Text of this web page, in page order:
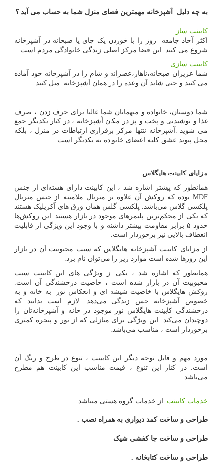
به چه دلیل آشپزخانه مهمترین فضای منزل شما به حساب می آید ؟
کابینت ساز
اکثر آحاد جامعه روز را با خوردن یک چای یا صبحانه در آشپزخانه
شروع می کنند. این فضا مرکز اصلی زندگی خانوادگی مردم است .
کابینت سازی
شما عزیزان صبحانه،ناهار،عصرانه و شام را در آشپزخانه خود آماده
می کنید و حتی شاید آن وعده را در همان آشپزخانه میل کنید .
شما دوستان، خانواده و میهمانان شما غالبا برای حرف زدن ، صرف
غذا و نوشیدنی و پخت و پز در مکان آَشپزخانه ، در کنار یکدیگر جمع
می شوید .آشپزخانه نتنها مرکز برقراری ارتباطات در منزل ، بلکه
محل پیوند عشق کلیه اعضای خانواده به یکدیگر است .
مزایای کابینت هایگلاس
همانطور که پیشتر اشاره شد ، این کابینت دارای هسته‌ای از جنس
MDF بوده که روکش آن علاوه بر متریال ملامینه از جنس متریال
پلکسی گلاس می‌باشد. پلکسی گلس همان ورق ‌های آکریلیک هستند
که یکی از محکم‌ترین پلیمرهای موجود در بازار هستند. این روکش‌ها
حدود ۵ برابر مقاومت بیشتر داشته و با وجود این ویژگی از قابلیت
انعطاف بالایی نیز برخوردار است.
از مزایای کابینت آشپزخانه هایگلاس که سبب محبوبیت آن در بازار
این روزها شده است موارد زیر را میتوان نام برد.
همانطور که اشاره شد ، یکی از ویژگی ‌های این کابینت سبب
محبوبیت آن در بازار شده است ، خاصیت درخشندگی آن است.
روکش هایگلاس با خاصیت شیشه ای و انعکاس نور به خانه و به
خصوص آشپزخانه حس زندگی می‌دهد. لازم است بدانید که
درخشندگی کابینت هایگلاس نور موجود در خانه و آشپزخانهتان را
دوچندان میکند. این ویژگی برای منازلی که از نور و پنجره کمتری
برخوردار است ، مناسب می‌باشد.
مورد مهم و قابل توجه دیگر این کابینت ، تنوع در طرح و رنگ آن
است. در کنار این تنوع ، قیمت مناسب این کابینت هم مطرح
می‌باشد
خدمات کابینت از خدمات گروه هستی میباشد .
طراحی و ساخت کمد دیواری به همراه نصب .
طراحی و ساخت جا کفشی شیک
طراحی و ساخت کتابخانه .